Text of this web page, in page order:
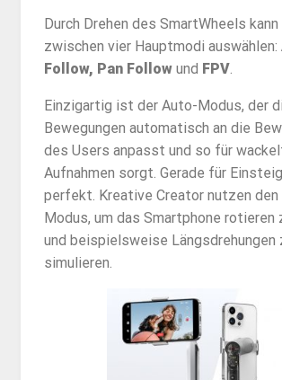
Durch Drehen des SmartWheels kann
zwischen vier Hauptmodi auswählen:
Follow, Pan Followund FPV.
Einzigartig ist der Auto-Modus, der
Bewegungen automatisch an die
des Users anpasst und so für
Aufnahmen sorgt. Gerade für
perfekt. Kreative Creator nutzen den
Modus, um das Smartphone rotieren
und beispielsweise Längsdrehungen
simulieren.